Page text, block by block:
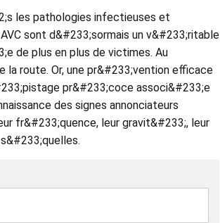
les pathologies infectieuses et
sont d&#233;sormais un v&#233;ritable
de plus en plus de victimes. Au
la route. Or, une pr&#233;vention efficace
pr&#233;coce associ&#233;e
des signes annonciateurs
fr&#233;quence, leur gravit&#233;, leur